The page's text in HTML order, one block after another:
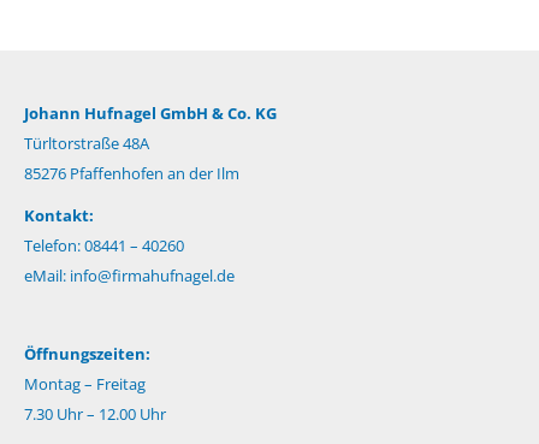
Johann Hufnagel GmbH & Co. KG
Türltorstraße 48A
85276 Pfaffenhofen an der Ilm
Kontakt:
Telefon: 08441 – 40260
eMail: info@firmahufnagel.de
Öffnungszeiten:
Montag – Freitag
7.30 Uhr – 12.00 Uhr